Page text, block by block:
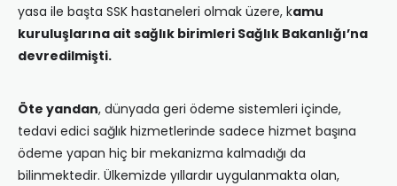
yasa ile başta SSK hastaneleri olmak üzere, kamu
kuruluşlarına ait sağlık birimleri Sağlık Bakanlığı’na
devredilmişti.
Öte yandan, dünyada geri ödeme sistemleri içinde,
tedavi edici sağlık hizmetlerinde sadece hizmet başına
ödeme yapan hiç bir mekanizma kalmadığı da
bilinmektedir. Ülkemizde yıllardır uygulanmakta olan,